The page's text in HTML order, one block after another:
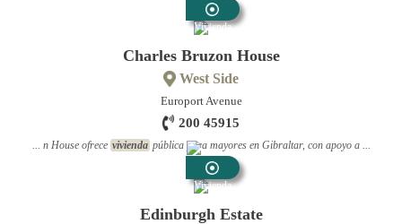
Vivienda
Charles Bruzon House
West Side
Europort Avenue
200 45915
... n House ofrece vivienda pública para mayores en Gibraltar, con apoyo a ...
Vivienda
Edinburgh Estate